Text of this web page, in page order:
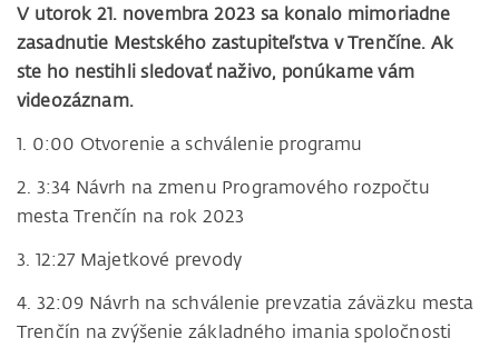
V utorok 21. novembra 2023 sa konalo mimoriadne
zasadnutie Mestského zastupiteľstva v Trenčíne. Ak
ste ho nestihli sledovať naživo, ponúkame vám
videozáznam.
1. 0:00 Otvorenie a schválenie programu
2. 3:34 Návrh na zmenu Programového rozpočtu
mesta Trenčín na rok 2023
3. 12:27 Majetkové prevody
4. 32:09 Návrh na schválenie prevzatia záväzku mesta
Trenčín na zvýšenie základného imania spoločnosti